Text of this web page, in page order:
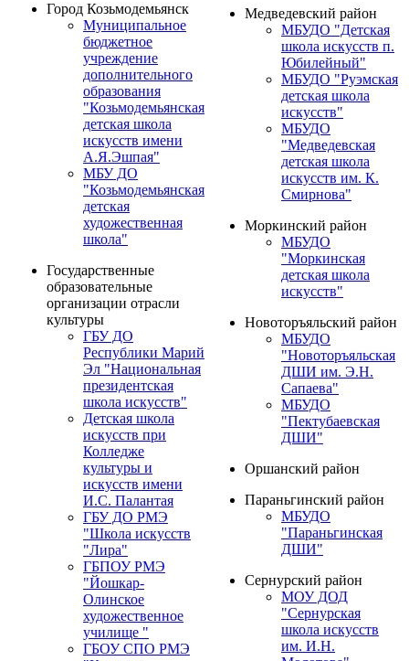
Город Козьмодемьянск
Муниципальное
бюджетное
учреждение
дополнительного
образования
"Козьмодемьянская
детская школа
искусств имени
А.Я.Эшпая"
МБУ ДО
"Козьмодемьянская
детская
художественная
школа"
Государственные
образовательные
организации отрасли
культуры
ГБУ ДО
Республики Марий
Эл "Национальная
президентская
школа искусств"
Детская школа
искусств при
Колледже
культуры и
искусств имени
И.С. Палантая
ГБУ ДО РМЭ
"Школа искусств
"Лира"
ГБПОУ РМЭ
"Йошкар-
Олинское
художественное
училище "
ГБОУ СПО РМЭ
Медведевский район
МБУДО "Детская
школа искусств п.
Юбилейный"
МБУДО "Руэмская
детская школа
искусств"
МБУДО
"Медведевская
детская школа
искусств им. К.
Смирнова"
Моркинский район
МБУДО
"Моркинская
детская школа
искусств"
Новоторъяльский район
МБУДО
"Новоторъяльская
ДШИ им. Э.Н.
Сапаева"
МБУДО
"Пектубаевская
ДШИ"
Оршанский район
Параньгинский район
МБУДО
"Параньгинская
ДШИ"
Сернурский район
МОУ ДОД
"Сернурская
школа искусств
им. И.Н.